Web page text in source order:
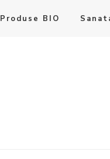
Produse BIO